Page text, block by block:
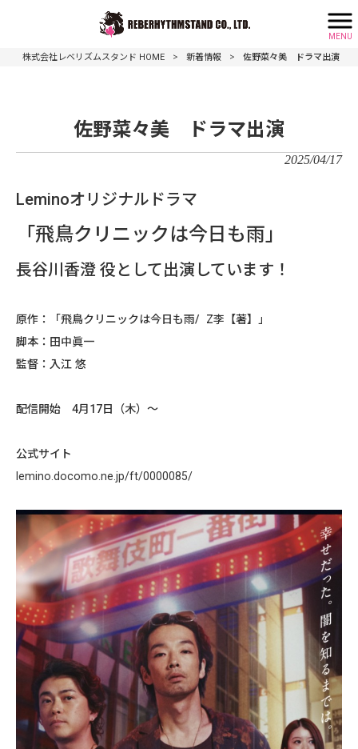
MENU
株式会社レベリズムスタンド HOME > 新着情報 > 佐野菜々美 ドラマ出演
佐野菜々美 ドラマ出演
2025/04/17
Leminoオリジナルドラマ
「飛鳥クリニックは今日も雨」
長谷川香澄 役として出演しています！
原作：「飛鳥クリニックは今日も雨/ Z李【著】」
脚本：田中眞一
監督：入江 悠
配信開始 4月17日（木）〜
公式サイト
lemino.docomo.ne.jp/ft/0000085/